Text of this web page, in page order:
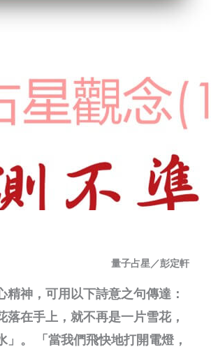
量子占星／彭定軒
精神，可用以下詩意之句傳達：
落在手上，就不再是一片雪花，
」。 「當我們飛快地打開電燈，